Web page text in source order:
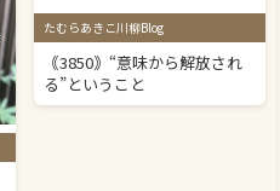
たむらあきこ川柳Blog
｟3850｠“意味から解放され
る”ということ